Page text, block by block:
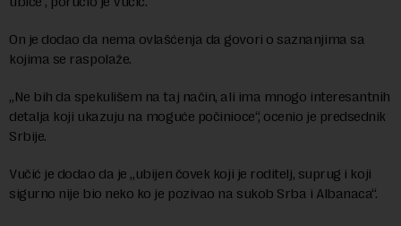
On je dodao da nema ovlašćenja da govori o saznanjima sa
kojima se raspolaže.
„Ne bih da spekulišem na taj način, ali ima mnogo interesantnih
detalja koji ukazuju na moguće počinioce“, ocenio je predsednik
Srbije.
Vučić je dodao da je „ubijen čovek koji je roditelj, suprug i koji
sigurno nije bio neko ko je pozivao na sukob Srba i Albanaca“.